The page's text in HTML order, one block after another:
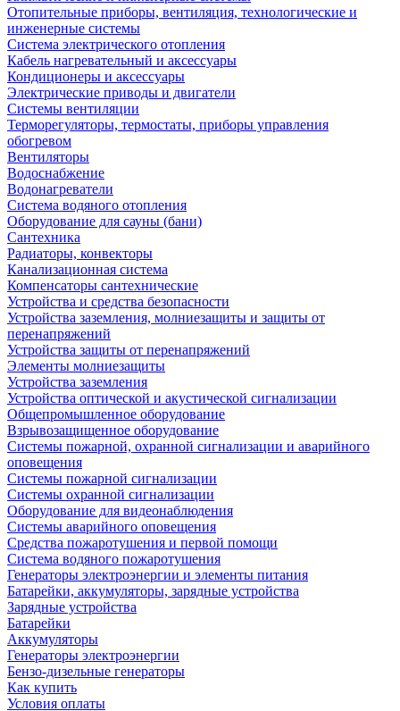
Отопительные приборы, вентиляция, технологические и
инженерные системы
Система электрического отопления
Кабель нагревательный и аксессуары
Кондиционеры и аксессуары
Электрические приводы и двигатели
Системы вентиляции
Терморегуляторы, термостаты, приборы управления
обогревом
Вентиляторы
Водоснабжение
Водонагреватели
Система водяного отопления
Оборудование для сауны (бани)
Сантехника
Радиаторы, конвекторы
Канализационная система
Компенсаторы сантехнические
Устройства и средства безопасности
Устройства заземления, молниезащиты и защиты от
перенапряжений
Устройства защиты от перенапряжений
Элементы молниезащиты
Устройства заземления
Устройства оптической и акустической сигнализации
Общепромышленное оборудование
Взрывозащищенное оборудование
Системы пожарной, охранной сигнализации и аварийного
оповещения
Системы пожарной сигнализации
Системы охранной сигнализации
Оборудование для видеонаблюдения
Системы аварийного оповещения
Средства пожаротушения и первой помощи
Система водяного пожаротушения
Генераторы электроэнергии и элементы питания
Батарейки, аккумуляторы, зарядные устройства
Зарядные устройства
Батарейки
Аккумуляторы
Генераторы электроэнергии
Бензо-дизельные генераторы
Как купить
Условия оплаты